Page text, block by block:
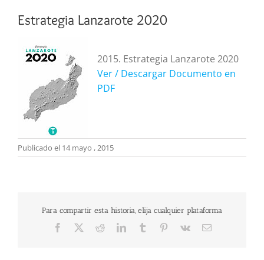
Estrategia Lanzarote 2020
2015. Estrategia Lanzarote 2020
Ver / Descargar Documento en
PDF
Publicado el 14 mayo , 2015
Para compartir esta historia, elija cualquier plataforma
Facebook RedditLinkedInTumblr Pinterest
Vk
Correo